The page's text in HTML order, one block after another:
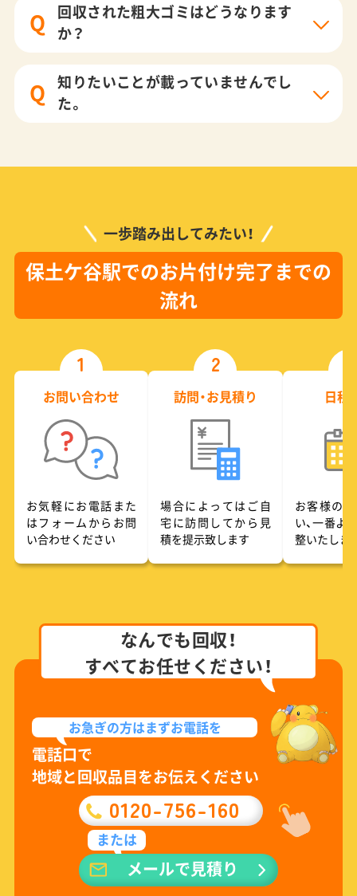
Q
回収された粗大ゴミはどうなります
か？
Q
知りたいことが載っていませんでし
た。
一歩踏み出してみたい！
保土ケ谷駅でのお片付け完了までの
流れ
1
お問い合わせ
お気軽にお電話また
はフォームからお問
い合わせください
2
訪問・お見積り
場合によってはご自
宅に訪問してから見
積を提示致します
日程
お客様の
い、一番よ
整いたしま
なんでも回収！
すべてお任せください！
お急ぎの方はまずお電話を
電話口で
地域と回収品目をお伝えください
0120-756-160
または
メールで見積り